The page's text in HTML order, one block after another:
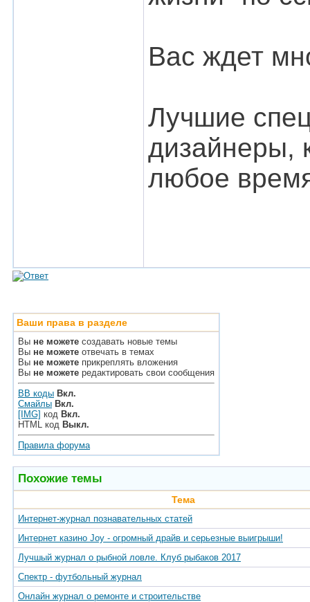
Вас ждет
Лучшие
дизайнеры,
любое
Ваши права в разделе
Вы не можете создавать новые темы
Вы не можете отвечать в темах
Вы не можете прикреплять вложения
Вы не можете редактировать свои сообщения
BB коды Вкл.
Смайлы Вкл.
[IMG] код Вкл.
HTML код Выкл.
Правила форума
Похожие темы
Тема
Интернет-журнал познавательных статей
Интернет казино Joy - огромный драйв и серьезные выигрыши!
Лучшый журнал о рыбной ловле. Клуб рыбаков 2017
Спектр - футбольный журнал
Онлайн журнал о ремонте и строительстве